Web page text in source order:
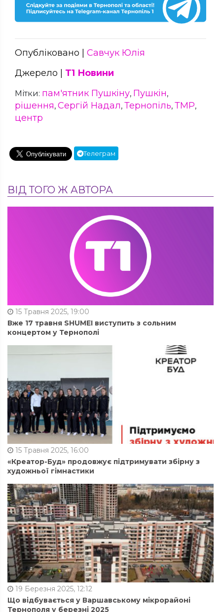
Опубліковано | Савчук Юлія
Джерело | Т1 Новини
Мітки: пам'ятник Пушкіну, Пушкін,
рішення, Сергій Надал, Тернопіль, ТМР,
центр
Телеграм
ВІД ТОГО Ж АВТОРА
15 Травня 2025, 19:00
Вже 17 травня SHUMEI виступить з сольним
концертом у Тернополі
15 Травня 2025, 16:00
«Креатор-Буд» продовжує підтримувати збірну з
художньої гімнастики
19 Березня 2025, 12:12
Що відбувається у Варшавському мікрорайоні
Тернополя у березні 2025